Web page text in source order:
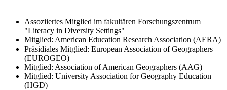
Assoziiertes Mitglied im fakultären Forschungszentrum
"Literacy in Diversity Settings"
Mitglied: American Education Research Association (AERA)
Präsidiales Mitglied: European Association of Geographers
(EUROGEO)
Mitglied: Association of American Geographers (AAG)
Mitglied: University Association for Geography Education
(HGD)